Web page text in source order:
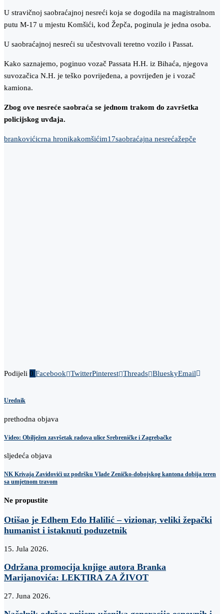
U stravičnoj saobraćajnoj nesreći koja se dogodila na magistralnom
putu M-17 u mjestu Komšići, kod Žepča, poginula je jedna osoba.
U saobraćajnoj nesreći su učestvovali teretno vozilo i Passat.
Kako saznajemo, poginuo vozač Passata H.H. iz Bihaća, njegova
suvozačica N.H. je teško povrijeđena, a povrijeđen je i vozač
kamiona.
Zbog ove nesreće saobraća se jednom trakom do završetka
policijskog uvđaja.
brankovićicrna hronikakomšićim17saobraćajna nesrećažepče
Podijeli 0 Facebook TwitterPinterest Threads BlueskyEmail
Urednik
prethodna objava
Video: Obilježen završetak radova ulice Srebreničke i Zagrebačke
sljedeća objava
NK Krivaja Zavidovići uz podršku Vlade Zeničko-dobojskog kantona dobija teren
sa umjetnom travom
Ne propustite
Otišao je Edhem Edo Halilić – vizionar, veliki žepački
humanist i istaknuti poduzetnik
15. Jula 2026.
Održana promocija knjige autora Branka
Marijanovića: LEKTIRA ZA ŽIVOT
27. Juna 2026.